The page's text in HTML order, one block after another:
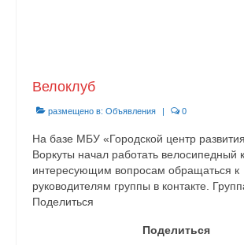
Велоклуб
размещено в: Объявления | 0
На базе МБУ «Городской центр развития
Воркуты начал работать велосипедный
интересующим вопросам обращаться к
руководителям группы в контакте.
Поделиться
Поделиться